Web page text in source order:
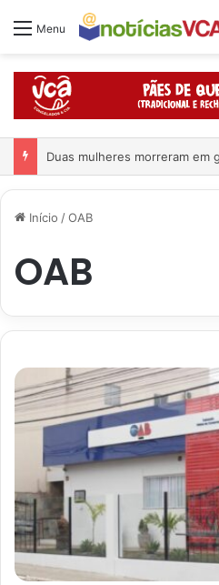
Menu
Duas mulheres morreram em
Início /OAB
OAB